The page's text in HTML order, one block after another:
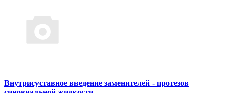
Внутрисуставное введение заменителей - протезов